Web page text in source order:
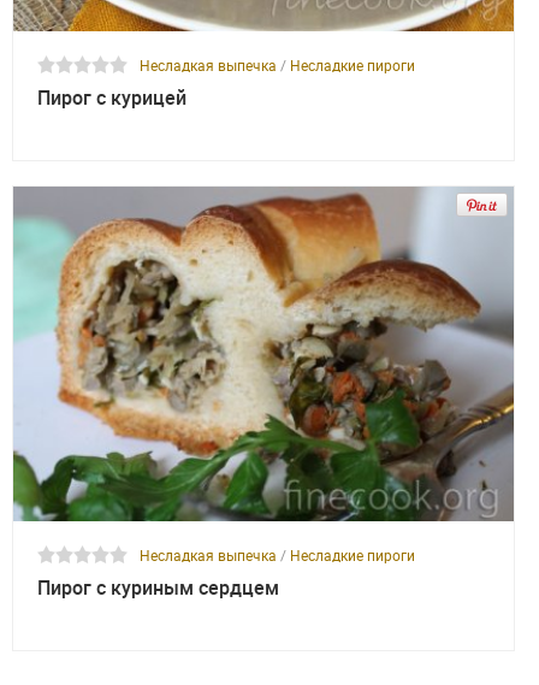
Несладкая выпечка / Несладкие пироги
Пирог с курицей
Несладкая выпечка / Несладкие пироги
Пирог с куриным сердцем